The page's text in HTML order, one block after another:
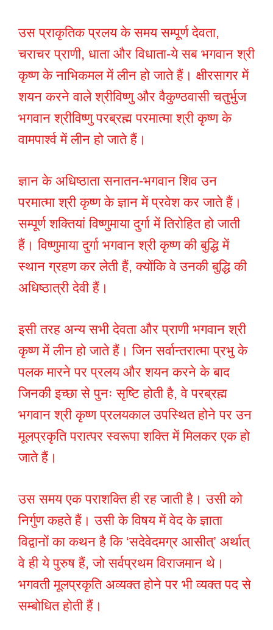
उस प्राकृतिक प्रलय के समय सम्पूर्ण देवता,
चराचर प्राणी, धाता और विधाता-ये सब भगवान श्री
कृष्ण के नाभिकमल में लीन हो जाते हैं। क्षीरसागर में
शयन करने वाले श्रीविष्णु और वैकुण्ठवासी चतुर्भुज
भगवान श्रीविष्णु परब्रह्म परमात्मा श्री कृष्ण के
वामपार्श्व में लीन हो जाते हैं।
ज्ञान के अधिष्ठाता सनातन-भगवान शिव उन
परमात्मा श्री कृष्ण के ज्ञान में प्रवेश कर जाते हैं।
सम्पूर्ण शक्तियां विष्णुमाया दुर्गा में तिरोहित हो जाती
हैं। विष्णुमाया दुर्गा भगवान श्री कृष्ण की बुद्धि में
स्थान ग्रहण कर लेती हैं, क्योंकि वे उनकी बुद्धि की
अधिष्ठात्री देवी हैं।
इसी तरह अन्य सभी देवता और प्राणी भगवान श्री
कृष्ण में लीन हो जाते हैं। जिन सर्वान्तरात्मा प्रभु के
पलक मारने पर प्रलय और शयन करने के बाद
जिनकी इच्छा से पुनः सृष्टि होती है, वे परब्रह्म
भगवान श्री कृष्ण प्रलयकाल उपस्थित होने पर उन
मूलप्रकृति परात्पर स्वरूपा शक्ति में मिलकर एक हो
जाते हैं।
उस समय एक पराशक्ति ही रह जाती है। उसी को
निर्गुण कहते हैं। उसी के विषय में वेद के ज्ञाता
विद्वानों का कथन है कि ‘सदेवेदमग्र आसीत्’ अर्थात्
वे ही ये पुरुष हैं, जो सर्वप्रथम विराजमान थे।
भगवती मूलप्रकृति अव्यक्त होने पर भी व्यक्त पद से
सम्बोधित होती हैं।